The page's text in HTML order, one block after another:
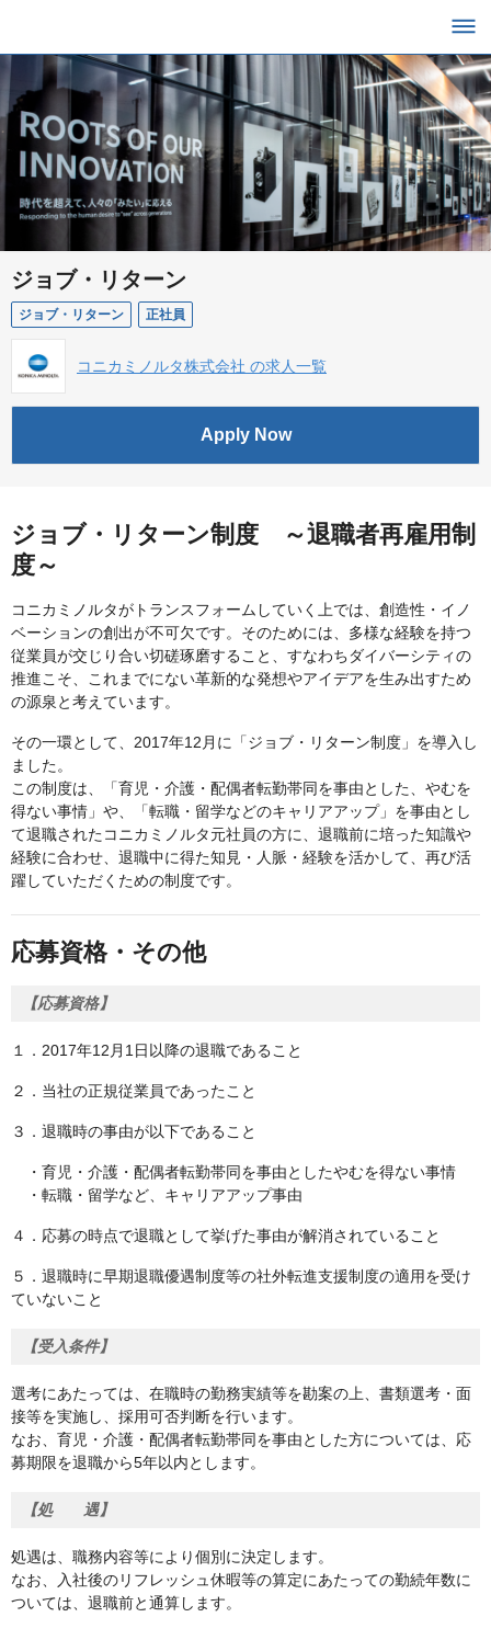
ジョブ・リターン
ジョブ・リターン 正社員
コニカミノルタ株式会社 の求人一覧
Apply Now
ジョブ・リターン制度 ～退職者再雇用制
度～
コニカミノルタがトランスフォームしていく上では、創造性・イノ
ベーションの創出が不可欠です。そのためには、多様な経験を持つ
従業員が交じり合い切磋琢磨すること、すなわちダイバーシティの
推進こそ、これまでにない革新的な発想やアイデアを生み出すため
の源泉と考えています。
その一環として、2017年12月に「ジョブ・リターン制度」を導入し
ました。
この制度は、「育児・介護・配偶者転勤帯同を事由とした、やむを
得ない事情」や、「転職・留学などのキャリアアップ」を事由とし
て退職されたコニカミノルタ元社員の方に、退職前に培った知識や
経験に合わせ、退職中に得た知見・人脈・経験を活かして、再び活
躍していただくための制度です。
応募資格・その他
【応募資格】
１．2017年12月1日以降の退職であること
２．当社の正規従業員であったこと
３．退職時の事由が以下であること
・育児・介護・配偶者転勤帯同を事由としたやむを得ない事情
・転職・留学など、キャリアアップ事由
４．応募の時点で退職として挙げた事由が解消されていること
５．退職時に早期退職優遇制度等の社外転進支援制度の適用を受け
ていないこと
【受入条件】
選考にあたっては、在職時の勤務実績等を勘案の上、書類選考・面
接等を実施し、採用可否判断を行います。
なお、育児・介護・配偶者転勤帯同を事由とした方については、応
募期限を退職から5年以内とします。
【処 遇】
処遇は、職務内容等により個別に決定します。
なお、入社後のリフレッシュ休暇等の算定にあたっての勤続年数に
ついては、退職前と通算します。